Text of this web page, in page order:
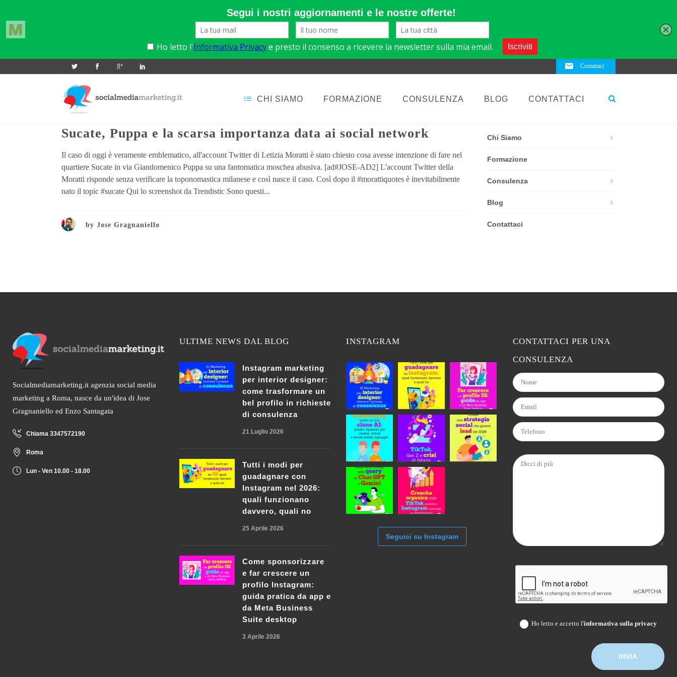
Contattaci
CHI SIAMO FORMAZIONE CONSULENZA BLOG
CONTATTACI
23 Maggio 2011
Sucate, Puppa e la scarsa importanza data ai social network
Il caso di oggi è veramente emblematico, all'account Twitter di Letizia Moratti è stato chiesto cosa avesse intenzione di fare nel
quartiere Sucate in via Giandomenico Puppa su una fantomatica moschea abusiva. [ad#JOSE-AD2] L'account Twitter della
Moratti risponde senza verificare la toponomastica milanese e così nasce il caso. Così dopo il #morattiquotes è inevitabilmente
nato il topic #sucate Qui lo screenshot da Trendistic Sono questi...
by Jose Gragnaniello
Chi Siamo
Formazione
Consulenza
Blog
Contattaci
Socialmediamarketing.it agenzia social media
marketing a Roma, nasce da un'idea di Jose
Gragnaniello ed Enzo Santagata
Chiama 3347572190
Roma
Lun - Ven 10.00 - 18.00
ULTIME NEWS DAL BLOG
Instagram marketing
per interior designer:
come trasformare un
bel profilo in richieste
di consulenza
21 Luglio 2026
Tutti i modi per
guadagnare con
Instagram nel 2026:
quali funzionano
davvero, quali no
25 Aprile 2026
Come sponsorizzare
e far crescere un
profilo Instagram:
guida pratica da app e
da Meta Business
Suite desktop
3 Aprile 2026
INSTAGRAM
Seguici su Instagram
CONTATTACI PER UNA
CONSULENZA
Ho letto e accetto l'informativa sulla privacy